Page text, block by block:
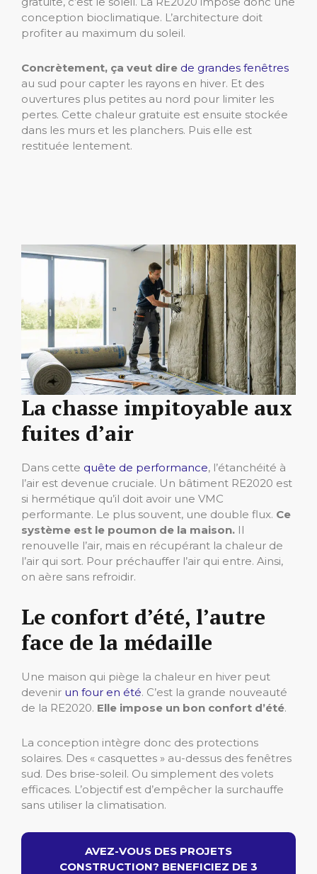
conception bioclimatique. L’architecture doit
profiter au maximum du soleil.
Concrètement, ça veut dire de grandes fenêtres
au sud pour capter les rayons en hiver. Et des
ouvertures plus petites au nord pour limiter les
pertes. Cette chaleur gratuite est ensuite stockée
dans les murs et les planchers. Puis elle est
restituée lentement.
La chasse impitoyable aux
fuites d’air
Dans cette quête de performance, l’étanchéité à
l’air est devenue cruciale. Un bâtiment RE2020 est
si hermétique qu’il doit avoir une VMC
performante. Le plus souvent, une double flux. Ce
système est le poumon de la maison. Il
renouvelle l’air, mais en récupérant la chaleur de
l’air qui sort. Pour préchauffer l’air qui entre. Ainsi,
on aère sans refroidir.
Le confort d’été, l’autre
face de la médaille
Une maison qui piège la chaleur en hiver peut
devenir un four en été. C’est la grande nouveauté
de la RE2020. Elle impose un bon confort d’été.
La conception intègre donc des protections
solaires. Des « casquettes » au-dessus des fenêtres
sud. Des brise-soleil. Ou simplement des volets
efficaces. L’objectif est d’empêcher la surchauffe
sans utiliser la climatisation.
AVEZ-VOUS DES PROJETS
CONSTRUCTION? BENEFICIEZ DE 3